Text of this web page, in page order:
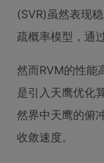
(SVR)虽然表现
疏概率模型，通
然而RVM的性能
是引入天鹰优化
然界中天鹰的俯
收敛速度。